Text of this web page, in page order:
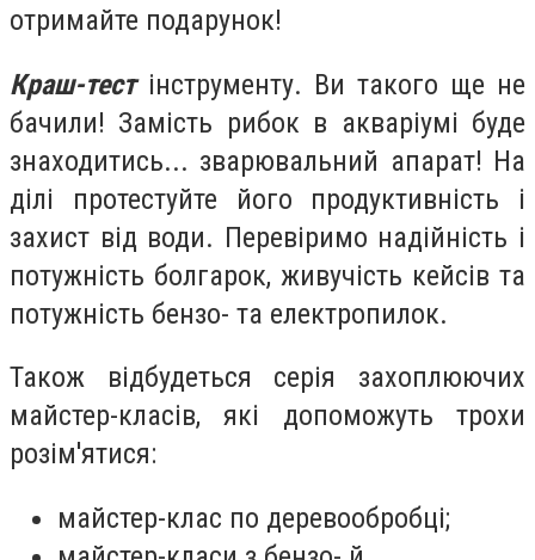
отримайте подарунок!
Краш-тест інструменту. Ви такого ще не
бачили! Замість рибок в акваріумі буде
знаходитись... зварювальний апарат! На
ділі протестуйте його продуктивність і
захист від води. Перевіримо надійність і
потужність болгарок, живучість кейсів та
потужність бензо- та електропилок.
Також відбудеться серія захоплюючих
майстер-класів, які допоможуть трохи
розім'ятися:
майстер-клас по деревообробці;